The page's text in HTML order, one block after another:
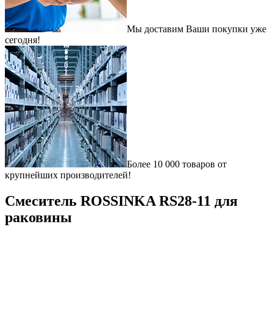
Мы доставим Ваши покупки уже
сегодня!
Более 10 000 товаров от
крупнейших производителей!
Смеситель ROSSINKA RS28-11 для
раковины